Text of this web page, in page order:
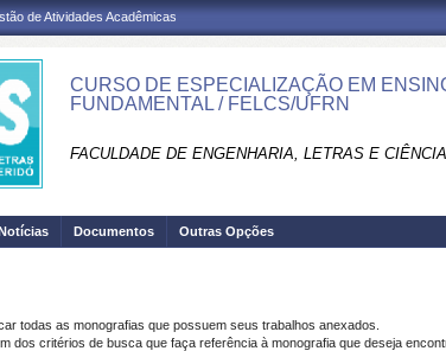
de Atividades Acadêmicas
CURSO DE ESPECIALIZAÇÃO EM
FUNDAMENTAL / FELCS/UFRN
FACULDADE DE ENGENHARIA, LETRAS E
Documentos Outras Opções
todas as monografias que possuem seus trabalhos anexados.
dos critérios de busca que faça referência à monografia que deseja